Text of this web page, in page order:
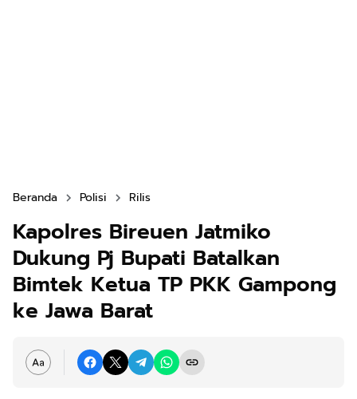
Beranda Polisi Rilis
Kapolres Bireuen Jatmiko
Dukung Pj Bupati Batalkan
Bimtek Ketua TP PKK Gampong
ke Jawa Barat